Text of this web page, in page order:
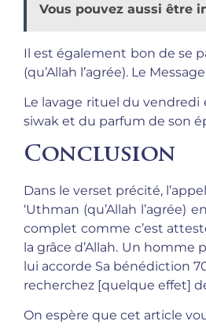
Vous pouvez aussi être
Il est également bon de se
(qu’Allah l’agrée). Le
Le lavage rituel du
siwak et du parfum de son
Conclusion
Dans le verset précité,
‘Uthman (qu’Allah l’agrée)
complet comme c’est
la grâce d’Allah. Un
lui accorde Sa bénédiction
recherchez [quelque effet]
On espère que cet article